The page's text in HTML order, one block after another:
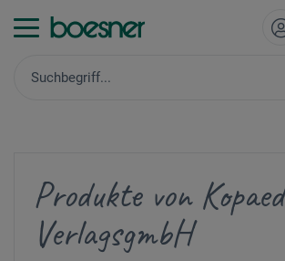
Produkte von Kopaed
VerlagsgmbH